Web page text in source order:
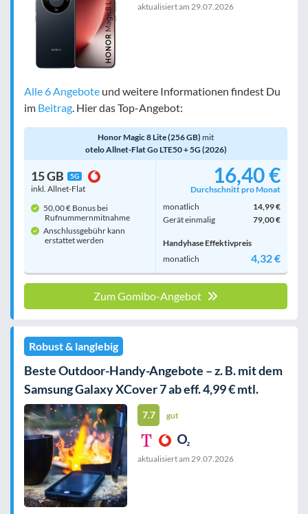
Handy-Speicher
Filter zurücksetzen
aktualisiert am 29.07.2026
Alle 6 Angebote und weitere Informationen findest Du
im Beitrag . Hier das Top-Angebot:
Honor Magic 8 Lite (256 GB) mit
otelo Allnet-Flat Go LTE50 + 5G (2026)
15 GB 5G
inkl. Allnet-Flat
50,00 € Bonus bei
Rufnummern­mitnahme
Anschlussgebühr kann
erstattet werden
16,40 €
Durchschnitt pro Monat
monatlich
14,99 €
Gerät einmalig
79,00 €
Handyhase Effektivpreis
monatlich
4,32 €
Zum Gomibo-Angebot
Robust & langlebig
Beste Outdoor-Handy-Angebote – z. B. mit dem
Samsung Galaxy XCover 7 ab eff. 4,99 € mtl.
7.7 gut
aktualisiert am 29.07.2026